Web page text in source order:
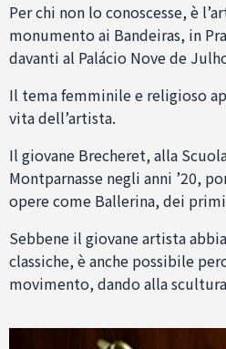
Per chi non lo conoscesse, è
monumento ai Bandeiras, in
davanti al Palácio Nove de
Il tema femminile e religioso
vita dell’artista.
Il giovane Brecheret, alla
Montparnasse negli anni ’20,
opere come Ballerina, dei primi
Sebbene il giovane artista
classiche, è anche possibile
movimento, dando alla